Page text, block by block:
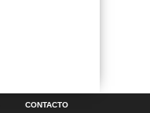
CONTACTO